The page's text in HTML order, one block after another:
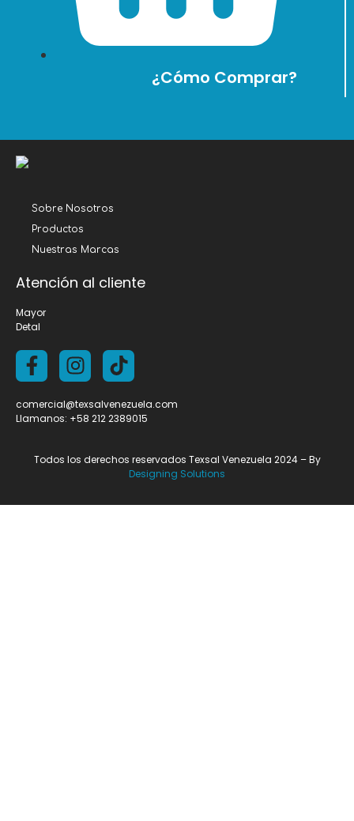
¿Cómo Comprar?
Sobre Nosotros
Productos
Nuestras Marcas
Atención al cliente
Mayor
Detal
comercial@texsalvenezuela.com
Llamanos: +58 212 2389015
Todos los derechos reservados Texsal Venezuela 2024 – By
Designing Solutions